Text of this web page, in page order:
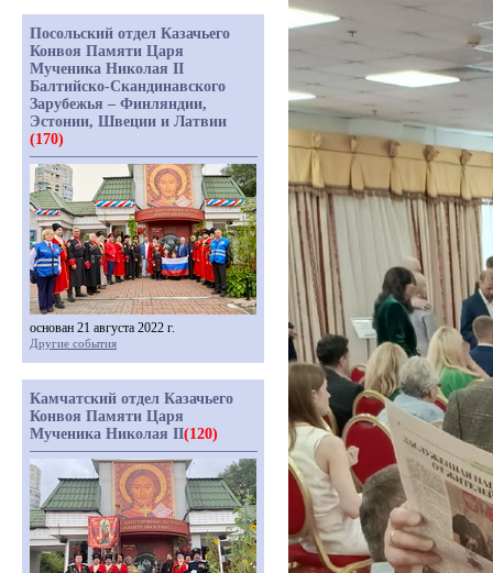
Посольский отдел Казачьего
Конвоя Памяти Царя
Мученика Николая II
Балтийско-Скандинавского
Зарубежья – Финляндии,
Эстонии, Швеции и Латвии
(170)
основан 21 августа 2022 г.
Другие события
Камчатский отдел Казачьего
Конвоя Памяти Царя
Мученика Николая II(120)